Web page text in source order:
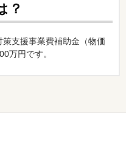
？
支援事業費補助金（物価
万円です。